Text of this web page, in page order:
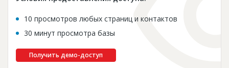
10 просмотров любых страниц и контактов
30 минут просмотра базы
Получить демо-доступ